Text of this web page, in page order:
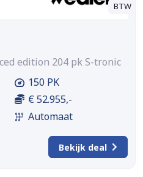
BTW
edition 204 pk S-tronic
150 PK
€ 52.955,-
Automaat
Bekijk deal